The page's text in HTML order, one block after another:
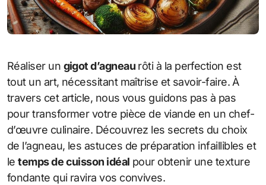
Réaliser un gigot d’agneaurôti à la perfection est
tout un art, nécessitant maîtrise et savoir-faire. À
travers cet article, nous vous guidons pas à pas
pour transformer votre pièce de viande en un chef-
d’œuvre culinaire. Découvrez les secrets du choix
de l’agneau, les astuces de préparation infaillibles et
letemps de cuisson idéal pour obtenir une texture
fondante qui ravira vos convives.